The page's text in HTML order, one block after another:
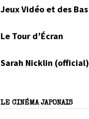
Jeux Vidéo et des Bas
Le Tour d’Écran
Sarah Nicklin (official)
LE CINÉMA JAPONAIS